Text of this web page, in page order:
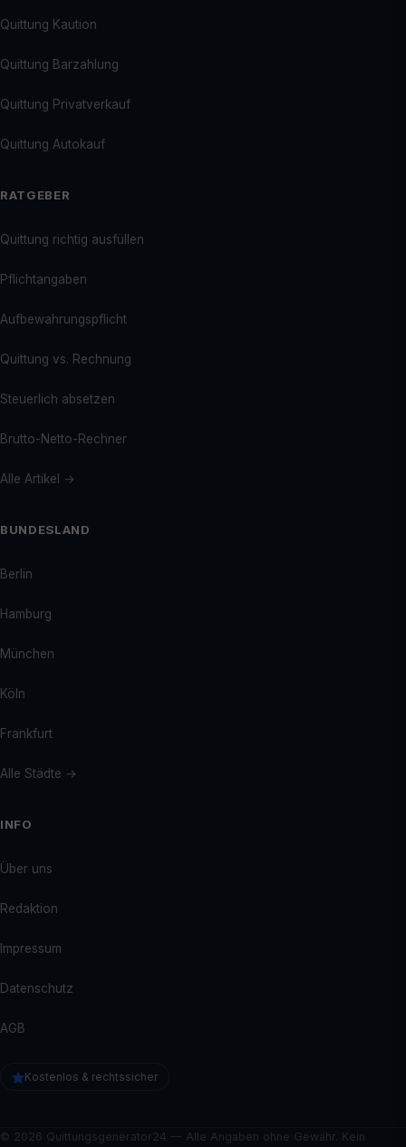
Quittung Kaution
Quittung Barzahlung
Quittung Privatverkauf
Quittung Autokauf
RATGEBER
Quittung richtig ausfüllen
Pflichtangaben
Aufbewahrungspflicht
Quittung vs. Rechnung
Steuerlich absetzen
Brutto-Netto-Rechner
Alle Artikel →
BUNDESLAND
Berlin
Hamburg
München
Köln
Frankfurt
Alle Städte →
INFO
Über uns
Redaktion
Impressum
Datenschutz
AGB
Kostenlos & rechtssicher
© 2026 Quittungsgenerator24 — Alle Angaben ohne Gewähr. Kein